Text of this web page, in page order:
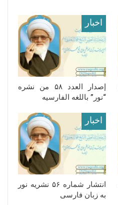
اخبار
إصدار العدد ۵۸ من نشره
“نور” باللغه الفارسیه
اخبار
انتشار شماره ۵۶ نشریه نور
به زبان فارسی